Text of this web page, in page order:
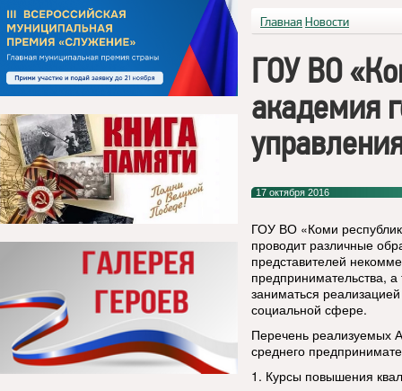
Главная Новости
ГОУ ВО
академия
17 октября 2016
ГОУ ВО «Коми
проводит различные
представителей
предпринимательства,
заниматься
социальной сфере.
Перечень реализуемых
среднего
1. Курсы повышения